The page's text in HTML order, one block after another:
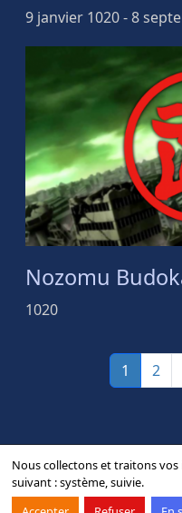
Nous collectons et traitons
suivant :système, suivie.
9 janvier 1020 - 8
Nozomu
1020
Page
1 2
Contact Forum